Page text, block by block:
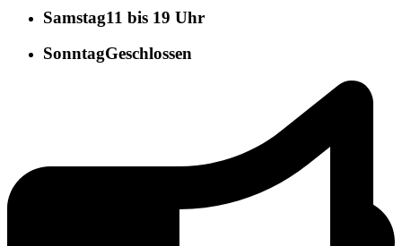
Samstag11 bis 19 Uhr
SonntagGeschlossen